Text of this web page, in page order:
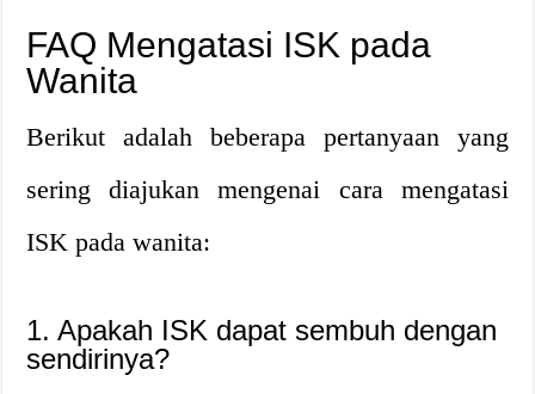
FAQ Mengatasi ISK pada
Wanita
Berikut adalah beberapa pertanyaan yang
sering diajukan mengenai cara mengatasi
ISK pada wanita:
1. Apakah ISK dapat sembuh dengan
sendirinya?